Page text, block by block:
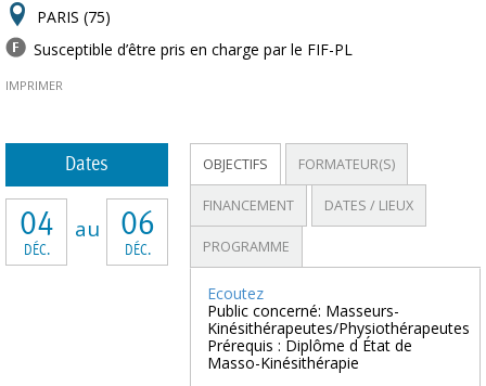
PARIS (75)
Susceptible d’être pris en charge par le FIF-PL
IMPRIMER
Dates
04
DÉC.
06
DÉC.
au
OBJECTIFS FORMATEUR(S)
FINANCEMENT DATES / LIEUX
PROGRAMME
Ecoutez
Public concerné: Masseurs-
Kinésithérapeutes/Physiothérapeutes
Prérequis : Diplôme d État de
Masso-Kinésithérapie